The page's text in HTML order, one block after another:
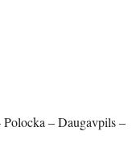
– Daugavpils –